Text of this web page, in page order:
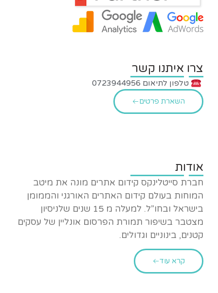
צרו איתנו קשר
טלפון לתיאום 0723944956
השארת פרטים
אודות
חברת סייטלינקס קידום אתרים מונה את מיטב
המוחות בעולם קידום האתרים האורגני והממומן
בישראל ובחו”ל. למעלה מ 15 שנים שלניסיון
מצטבר בשיפור תמורת הפרסום אונליין של עסקים
קטנים, בינוניים וגדולים.
קרא עוד